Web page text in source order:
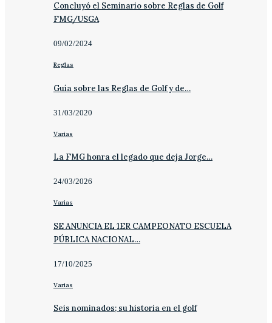
Concluyó el Seminario sobre Reglas de Golf
FMG/USGA
09/02/2024
Reglas
Guía sobre las Reglas de Golf y de…
31/03/2020
Varias
La FMG honra el legado que deja Jorge…
24/03/2026
Varias
SE ANUNCIA EL 1ER CAMPEONATO ESCUELA
PÚBLICA NACIONAL…
17/10/2025
Varias
Seis nominados; su historia en el golf